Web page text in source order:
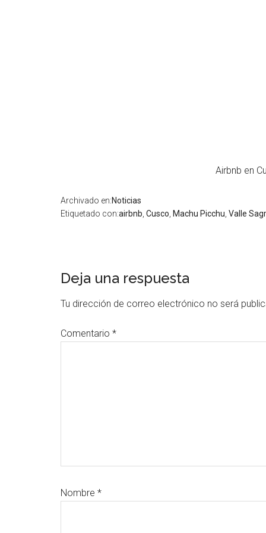
Airbnb en
Archivado en:Noticias
Etiquetado con:airbnb, Cusco, Machu Picchu, Valle
Interacciones
con
lectores
Deja una respuesta
Tu dirección de correo electrónico no será
Comentario *
Nombre *